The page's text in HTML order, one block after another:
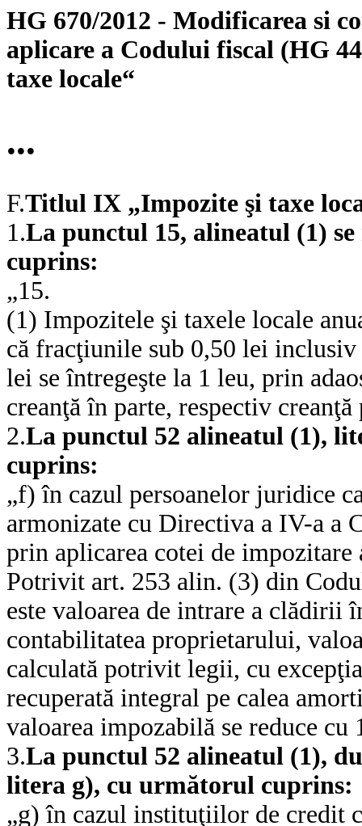
HG 670/2012 - Modificarea si
aplicare a Codului fiscal (HG
taxe locale“
...
F.Titlul IX „Impozite şi taxe
1.La punctul 15, alineatul (1)
cuprins:
„15.
(1) Impozitele şi taxele locale
că fracţiunile sub 0,50 lei inclusiv
lei se întregeşte la 1 leu, prin
creanţă în parte, respectiv
2.La punctul 52 alineatul (1),
cuprins:
„f) în cazul persoanelor juridice
armonizate cu Directiva a IV-a a
prin aplicarea cotei de
Potrivit art. 253 alin. (3) din
este valoarea de intrare a clădirii
contabilitatea proprietarului,
calculată potrivit legii, cu
recuperată integral pe calea
valoarea impozabilă se reduce cu
3.La punctul 52 alineatul (1),
litera g), cu următorul cuprins:
„g) în cazul instituţiilor de credit